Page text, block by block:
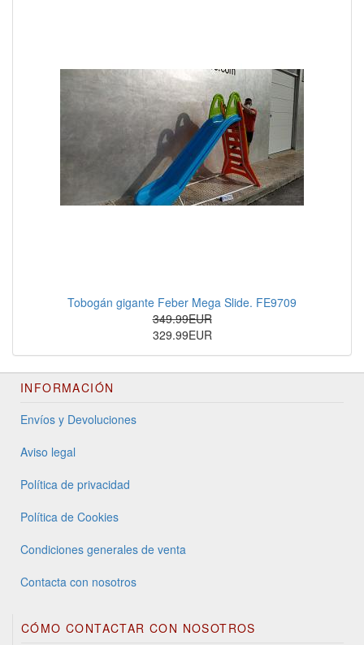
Tobogán gigante Feber Mega Slide. FE9709
349.99EUR
329.99EUR
INFORMACIÓN
Envíos y Devoluciones
Aviso legal
Política de privacidad
Política de Cookies
Condiciones generales de venta
Contacta con nosotros
CÓMO CONTACTAR CON NOSOTROS